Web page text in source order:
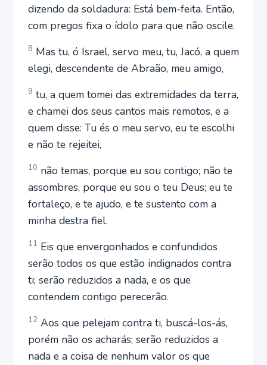
dizendo da soldadura: Está bem-feita. Então,
com pregos fixa o ídolo para que não oscile.
8 Mas tu, ó Israel, servo meu, tu, Jacó, a quem
elegi, descendente de Abraão, meu amigo,
9 tu, a quem tomei das extremidades da terra,
e chamei dos seus cantos mais remotos, e a
quem disse: Tu és o meu servo, eu te escolhi
e não te rejeitei,
10 não temas, porque eu sou contigo; não te
assombres, porque eu sou o teu Deus; eu te
fortaleço, e te ajudo, e te sustento com a
minha destra fiel.
11 Eis que envergonhados e confundidos
serão todos os que estão indignados contra
ti; serão reduzidos a nada, e os que
contendem contigo perecerão.
12 Aos que pelejam contra ti, buscá-los-ás,
porém não os acharás; serão reduzidos a
nada e a coisa de nenhum valor os que